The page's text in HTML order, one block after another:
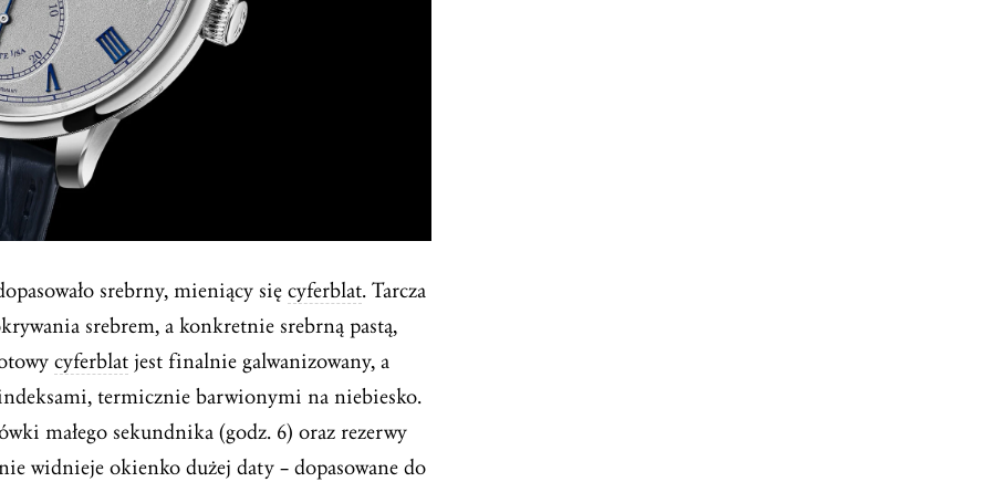
srebrny, mieniący się cyferblat. Tarcza
srebrem, a konkretnie srebrną pastą,
cyferblat jest finalnie galwanizowany, a
termicznie barwionymi na niebiesko.
małego sekundnika (godz. 6) oraz rezerwy
widnieje okienko dużej daty – dopasowane do